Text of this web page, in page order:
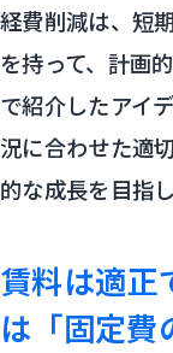
経費削減は、短
を持って、計画
で紹介したアイ
況に合わせた適
的な成長を目指
賃料は適正
は「固定費